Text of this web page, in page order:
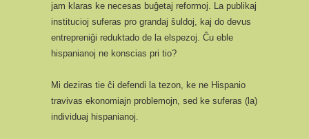
jam klaras ke necesas buĝetaj reformoj. La publikaj
institucioj suferas pro grandaj ŝuldoj, kaj do devus
entrepreniĝi reduktado de la elspezoj. Ĉu eble
hispanianoj ne konscias pri tio?
Mi deziras tie ĉi defendi la tezon, ke ne Hispanio
travivas ekonomiajn problemojn, sed ke suferas (la)
individuaj hispanianoj.